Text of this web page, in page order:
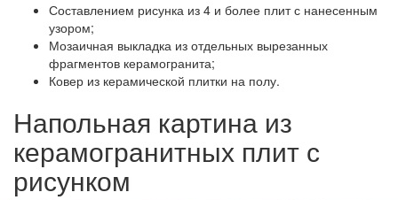
Составлением рисунка из 4 и более плит с нанесенным
узором;
Мозаичная выкладка из отдельных вырезанных
фрагментов керамогранита;
Ковер из керамической плитки на полу.
Напольная картина из
керамогранитных плит с
рисунком